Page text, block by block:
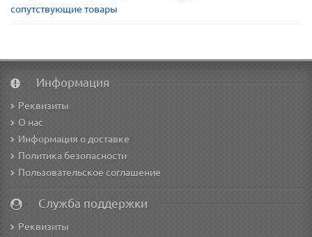
сопутствующие товары
Информация
Реквизиты
О нас
Информация о доставке
Политика безопасности
Пользовательское соглашение
Служба поддержки
Реквизиты